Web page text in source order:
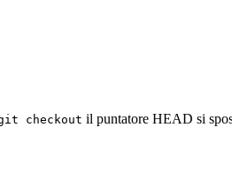
checkout il puntatore HEAD si